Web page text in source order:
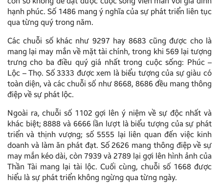
hạnh phúc. Số 1486 mang ý nghĩa của sự phát triển liên tục
qua từng quý trong năm.
Các chuỗi số khác như 9297 hay 8683 cũng được cho là
mang lại may mắn về mặt tài chính, trong khi 569 lại tượng
trưng cho ba điều quý giá nhất trong cuộc sống: Phúc –
Lộc – Thọ. Số 3333 được xem là biểu tượng của sự giàu có
toàn diện, và các chuỗi số như 8668, 8686 đều mang thông
điệp về sự phát lộc.
Ngoài ra, chuỗi số 1102 gợi lên ý niệm về sự độc nhất và
khác biệt; 8888 và 6666 lần lượt là biểu tượng của sự phát
triển và thịnh vượng; số 5555 lại liên quan đến việc kinh
doanh và làm ăn phát đạt. Số 2626 mang thông điệp về sự
may mắn kéo dài, còn 7939 và 2789 lại gợi lên hình ảnh của
Thần Tài mang lại tài lộc. Cuối cùng, chuỗi số 1668 được
hiểu là sự phát triển không ngừng qua từng ngày.